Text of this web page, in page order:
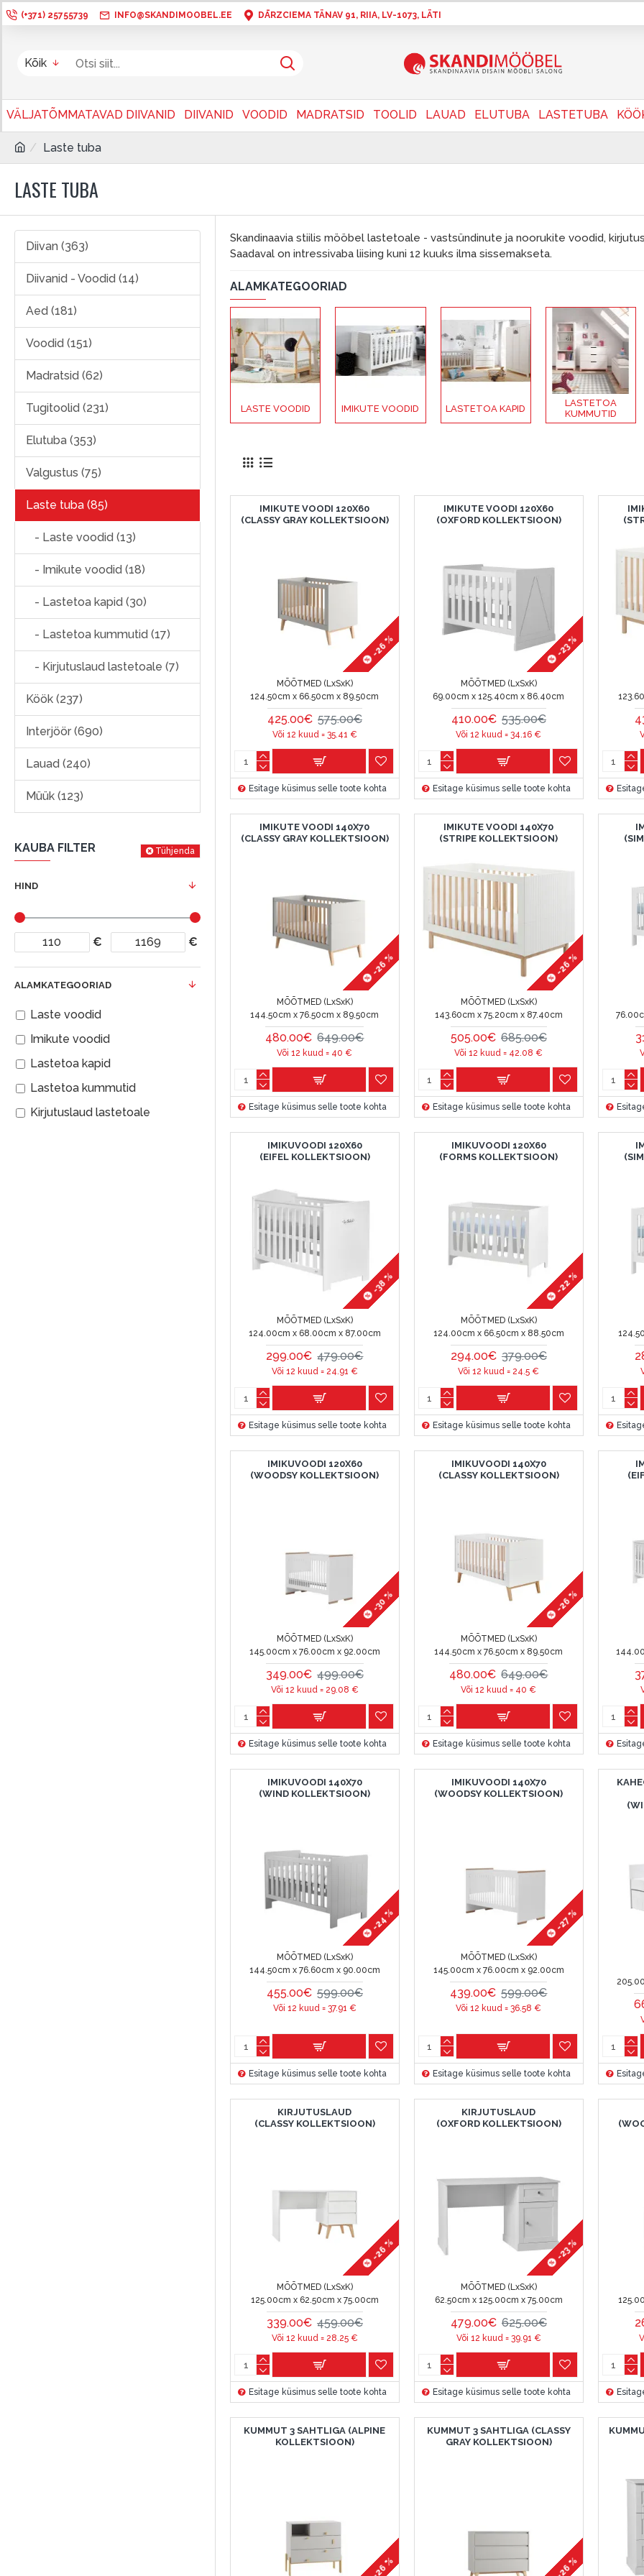
(+371) 25755739 INFO@SKANDIMOOBEL.EE DĀRZCIEMA TÄNAV 91, RIIA, LV-1073, LÄTI
Kõik
VÄLJATÕMMATAVAD DIIVANID DIIVANID VOODID MADRATSID TOOLID LAUAD ELUTUBA LASTETUBA
Laste tuba
LASTE TUBA
Diivan (363)
Diivanid - Voodid (14)
Aed (181)
Voodid (151)
Madratsid (62)
Tugitoolid (231)
Elutuba (353)
Valgustus (75)
Laste tuba (85)
- Laste voodid (13)
- Imikute voodid (18)
- Lastetoa kapid (30)
- Lastetoa kummutid (17)
- Kirjutuslaud lastetoale (7)
Köök (237)
Interjöör (690)
Lauad (240)
Müük (123)
KAUBA FILTER Tühjenda
HIND
€ €
ALAMKATEGOORIAD
Laste voodid
Imikute voodid
Lastetoa kapid
Lastetoa kummutid
Kirjutuslaud lastetoale
Skandinaavia stiilis mööbel lastetoale - vastsündinute ja noorukite voodid,
Saadaval on intressivaba liising kuni 12 kuuks ilma sissemakseta.
ALAMKATEGOORIAD
LASTE VOODID IMIKUTE VOODID LASTETOA KAPID
LASTETOA
KUMMUTID
IMIKUTE VOODI 120X60
(CLASSY GRAY KOLLEKTSIOON)
-26 %
MÕÕTMED (LxSxK)
124.50cm x 66.50cm x 89.50cm
425.00€ 575.00€
Või 12 kuud = 35.41 €
Esitage küsimus selle toote kohta
IMIKUTE VOODI 120X60
(OXFORD KOLLEKTSIOON)
-23 %
MÕÕTMED (LxSxK)
69.00cm x 125.40cm x 86.40cm
410.00€ 535.00€
Või 12 kuud =34.16 €
Esitage küsimus selle toote kohta
IMIKUTE VOODI 140X70
(CLASSY GRAY KOLLEKTSIOON)
-26 %
MÕÕTMED (LxSxK)
144.50cm x 76.50cm x 89.50cm
480.00€ 649.00€
Või 12 kuud = 40 €
Esitage küsimus selle toote kohta
IMIKUTE VOODI 140X70
(STRIPE KOLLEKTSIOON)
-26 %
MÕÕTMED (LxSxK)
143.60cm x 75.20cm x 87.40cm
505.00€ 685.00€
Või 12 kuud = 42.08 €
Esitage küsimus selle toote kohta
IMIKUVOODI 120X60
(EIFEL KOLLEKTSIOON)
-38 %
MÕÕTMED (LxSxK)
124.00cm x 68.00cm x 87.00cm
299.00€ 479.00€
Või 12 kuud = 24.91 €
Esitage küsimus selle toote kohta
IMIKUVOODI 120X60
(FORMS KOLLEKTSIOON)
-22 %
MÕÕTMED (LxSxK)
124.00cm x 66.50cm x 88.50cm
294.00€ 379.00€
Või 12 kuud =24.5 €
Esitage küsimus selle toote kohta
IMIKUVOODI 120X60
(WOODSY KOLLEKTSIOON)
-30 %
MÕÕTMED (LxSxK)
145.00cm x 76.00cm x 92.00cm
349.00€ 499.00€
Või 12 kuud = 29.08 €
Esitage küsimus selle toote kohta
IMIKUVOODI 140X70
(CLASSY KOLLEKTSIOON)
-26 %
MÕÕTMED (LxSxK)
144.50cm x 76.50cm x 89.50cm
480.00€ 649.00€
Või 12 kuud = 40 €
Esitage küsimus selle toote kohta
IMIKUVOODI 140X70
(WIND KOLLEKTSIOON)
-24 %
MÕÕTMED (LxSxK)
144.50cm x 76.60cm x 90.00cm
455.00€ 599.00€
Või 12 kuud = 37.91 €
Esitage küsimus selle toote kohta
IMIKUVOODI 140X70
(WOODSY KOLLEKTSIOON)
-27 %
MÕÕTMED (LxSxK)
145.00cm x 76.00cm x 92.00cm
439.00€ 599.00€
Või 12 kuud =36.58 €
Esitage küsimus selle toote kohta
KIRJUTUSLAUD
(CLASSY KOLLEKTSIOON)
-26 %
MÕÕTMED (LxSxK)
125.00cm x 62.50cm x 75.00cm
339.00€ 459.00€
Või 12 kuud = 28.25€
Esitage küsimus selle toote kohta
KIRJUTUSLAUD
(OXFORD KOLLEKTSIOON)
-23 %
MÕÕTMED (LxSxK)
62.50cm x 125.00cm x 75.00cm
479.00€ 625.00€
Või 12 kuud = 39.91 €
Esitage küsimus selle toote kohta
KUMMUT 3 SAHTLIGA (ALPINE
KOLLEKTSIOON)
-26 %
KUMMUT 3 SAHTLIGA (CLASSY
GRAY KOLLEKTSIOON)
-26 %